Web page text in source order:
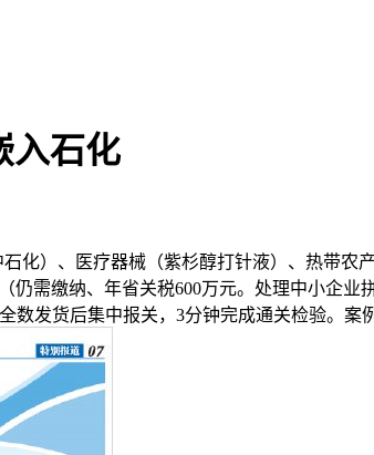
入石化
）、医疗器械（紫杉醇打针液）、热带农
需缴纳、年省关税600万元。处理中小企业
发货后集中报关，3分钟完成通关检验。案